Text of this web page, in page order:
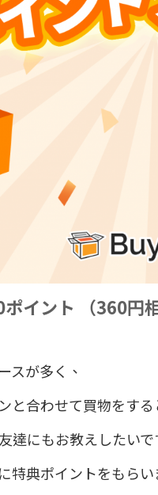
ポイント （360円
スが多く、
合わせて買物をする
達にもお教えしたいで
特典ポイントをもらい